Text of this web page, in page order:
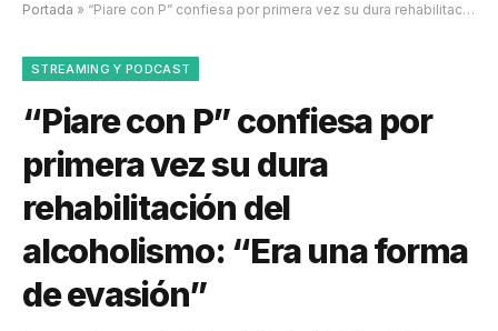
Portada » “Piare con P” confiesa por primera vez su dura rehabilitación del alcoholismo: “Era una forma de evasión”
STREAMING Y PODCAST
“Piare con P” confiesa por
primera vez su dura
rehabilitación del
alcoholismo: “Era una forma
de evasión”